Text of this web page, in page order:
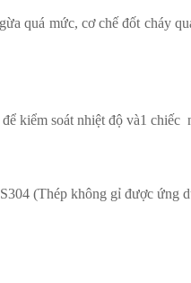
quá mức, cơ chế đốt cháy
kiểm soát nhiệt độ và1 chiếc
(Thép không gỉ được ứng